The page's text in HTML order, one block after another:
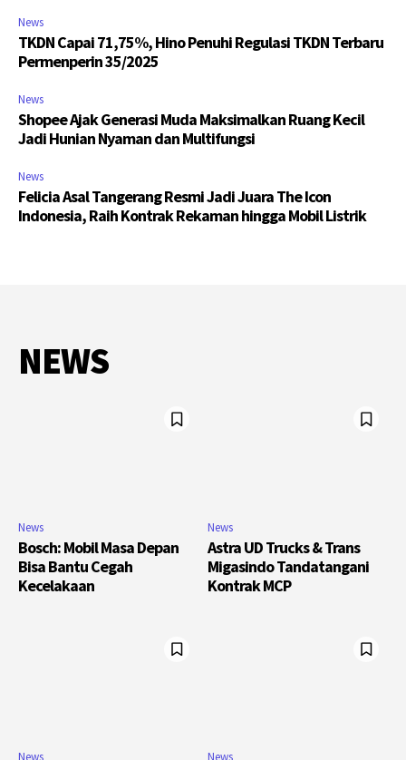
News
TKDN Capai 71,75%, Hino Penuhi Regulasi TKDN Terbaru
Permenperin 35/2025
News
Shopee Ajak Generasi Muda Maksimalkan Ruang Kecil
Jadi Hunian Nyaman dan Multifungsi
News
Felicia Asal Tangerang Resmi Jadi Juara The Icon
Indonesia, Raih Kontrak Rekaman hingga Mobil Listrik
NEWS
News
Bosch: Mobil Masa Depan
Bisa Bantu Cegah
Kecelakaan
News
Astra UD Trucks & Trans
Migasindo Tandatangani
Kontrak MCP